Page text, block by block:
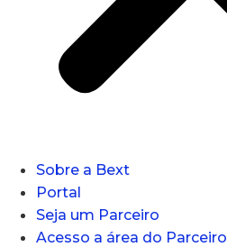
Sobre a Bext
Portal
Seja um Parceiro
Acesso a área do Parceiro